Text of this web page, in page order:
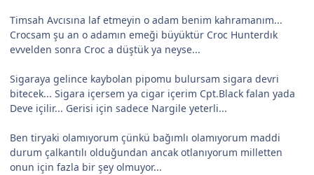
Timsah Avcısına laf etmeyin o adam benim kahramanım...
Crocsam şu an o adamın emeği büyüktür Croc Hunterdık
evvelden sonra Croc a düştük ya neyse...
Sigaraya gelince kaybolan pipomu bulursam sigara devri
bitecek... Sigara içersem ya cigar içerim Cpt.Black falan yada
Deve içilir... Gerisi için sadece Nargile yeterli...
Ben tiryaki olamıyorum çünkü bağımlı olamıyorum maddi
durum çalkantılı olduğundan ancak otlanıyorum milletten
onun için fazla bir şey olmuyor...